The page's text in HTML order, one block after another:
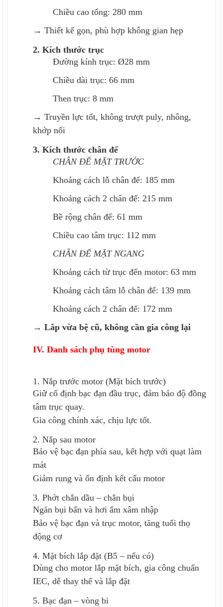
Chiều cao tổng: 280 mm
→ Thiết kế gọn, phù hợp không gian hẹp
2. Kích thước trục
Đường kính trục: Ø28 mm
Chiều dài trục: 66 mm
Then trục: 8 mm
→ Truyền lực tốt, không trượt puly, nhông,
khớp nối
3. Kích thước chân đế
CHÂN ĐẾ MẶT TRƯỚC
Khoảng cách lỗ chân đế: 185 mm
Khoảng cách 2 chân đế: 215 mm
Bề rộng chân đế: 61 mm
Chiều cao tâm trục: 112 mm
CHÂN ĐẾ MẶT NGANG
Khoảng cách từ trục đến motor: 63 mm
Khoảng cách tâm lỗ chân đế: 139 mm
Khoảng cách 2 chân đế: 172 mm
→ Lắp vừa bệ cũ, không cần gia công lại
IV. Danh sách phụ tùng motor
1. Nắp trước motor (Mặt bích trước)
Giữ cố định bạc đạn đầu trục, đảm bảo độ đồng
tâm trục quay.
Gia công chính xác, chịu lực tốt.
2. Nắp sau motor
Bảo vệ bạc đạn phía sau, kết hợp với quạt làm
mát
Giảm rung và ổn định kết cấu motor
3. Phớt chắn dầu – chắn bụi
Ngăn bụi bẩn và hơi ẩm xâm nhập
Bảo vệ bạc đạn và trục motor, tăng tuổi thọ
động cơ
4. Mặt bích lắp đặt (B5 – nếu có)
Dùng cho motor lắp mặt bích, gia công chuẩn
IEC, dễ thay thế và lắp đặt
5. Bạc đạn – vòng bi